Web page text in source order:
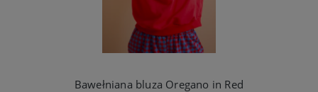
Bawełniana bluza Oregano in Red